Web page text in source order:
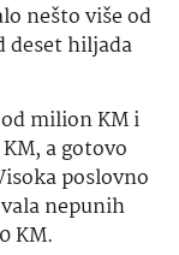
nešto više od
deset hiljada
milion KM i
a gotovo
poslovno
nepunih
KM.